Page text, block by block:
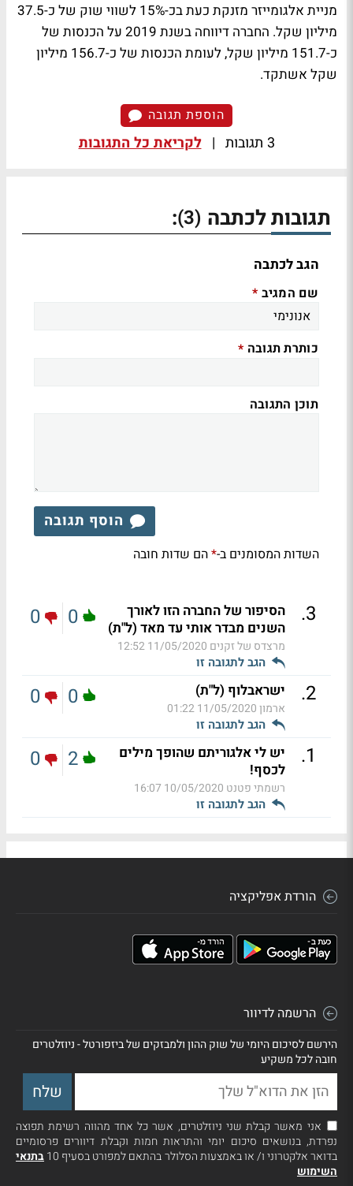
מניית אלגומייזר מזנקת כעת בכ-15% לשווי שוק של כ-37.5
מיליון שקל. החברה דיווחה בשנת 2019 על הכנסות של
כ-151.7 מיליון שקל, לעומת הכנסות של כ-156.7 מיליון
שקל אשתקד.
הוספת תגובה
3 תגובות | לקריאת כל התגובות
תגובות לכתבה (3)
:
הגב לכתבה
שם המגיב *
כותרת תגובה *
תוכן התגובה
הוסף תגובה
השדות המסומנים ב-*הם שדות חובה
3
.
הסיפור של החברה הזו לאורך
השנים מבדר אותי עד מאד (ל"ת)
מרצדס של זקנים 11/05/2020 12:52
הגב לתגובה זו
0
0
2
. ישראבלוף (ל"ת)
ארמון11/05/2020 01:22
הגב לתגובה זו
0
0
1
.
יש לי אלגוריתם שהופך מילים
לכסף!
רשמתי פטנט 10/05/2020 16:07
הגב לתגובה זו
2
0
הורדת אפליקציה
הרשמה לדיוור
הירשם לסיכום היומי של שוק ההון ולמבזקים של ביזפורטל - ניוזלטרים
חובה לכל משקיע
אני מאשר קבלת שני ניוזלטרים, אשר כל אחד מהווה רשימת תפוצה
נפרדת, בנושאים סיכום יומי והתראות חמות וקבלת דיוורים פרסומיים
בדואר אלקטרוני ו/ או באמצעות הסלולר בהתאם למפורט בסעיף 10
בתנאי
השימוש